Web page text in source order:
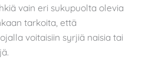
vain eri sukupuolta olevia
tarkoita, että
voitaisiin syrjiä naisia tai